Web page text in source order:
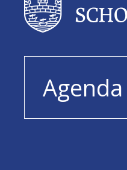
Agenda